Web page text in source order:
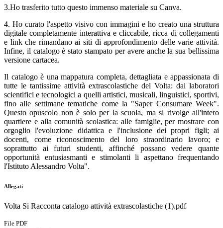
3.Ho trasferito tutto questo immenso materiale su Canva.
4. Ho curato l'aspetto visivo con immagini e ho creato una struttura
digitale completamente interattiva e cliccabile, ricca di collegamenti
e link che rimandano ai siti di approfondimento delle varie attività.
Infine, il catalogo è stato stampato per avere anche la sua bellissima
versione cartacea.
Il catalogo è una mappatura completa, dettagliata e appassionata di
tutte le tantissime attività extrascolastiche del Volta: dai laboratori
scientifici e tecnologici a quelli artistici, musicali, linguistici, sportivi,
fino alle settimane tematiche come la "Saper Consumare Week".
Questo opuscolo non è solo per la scuola, ma si rivolge all'intero
quartiere e alla comunità scolastica: alle famiglie, per mostrare con
orgoglio l'evoluzione didattica e l'inclusione dei propri figli; ai
docenti, come riconoscimento del loro straordinario lavoro; e
soprattutto ai futuri studenti, affinché possano vedere quante
opportunità entusiasmanti e stimolanti li aspettano frequentando
l'Istituto Alessandro Volta".
Allegati
Volta Si Racconta catalogo attività extrascolastiche (1).pdf
File PDF